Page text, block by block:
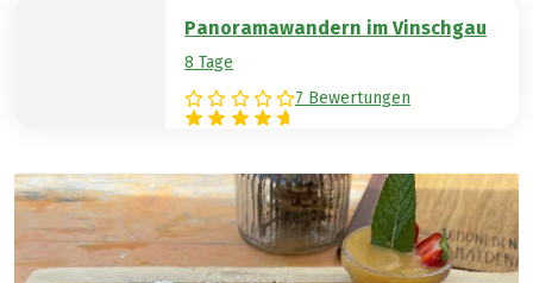
Panoramawandern im Vinschgau
8 Tage
7 Bewertungen